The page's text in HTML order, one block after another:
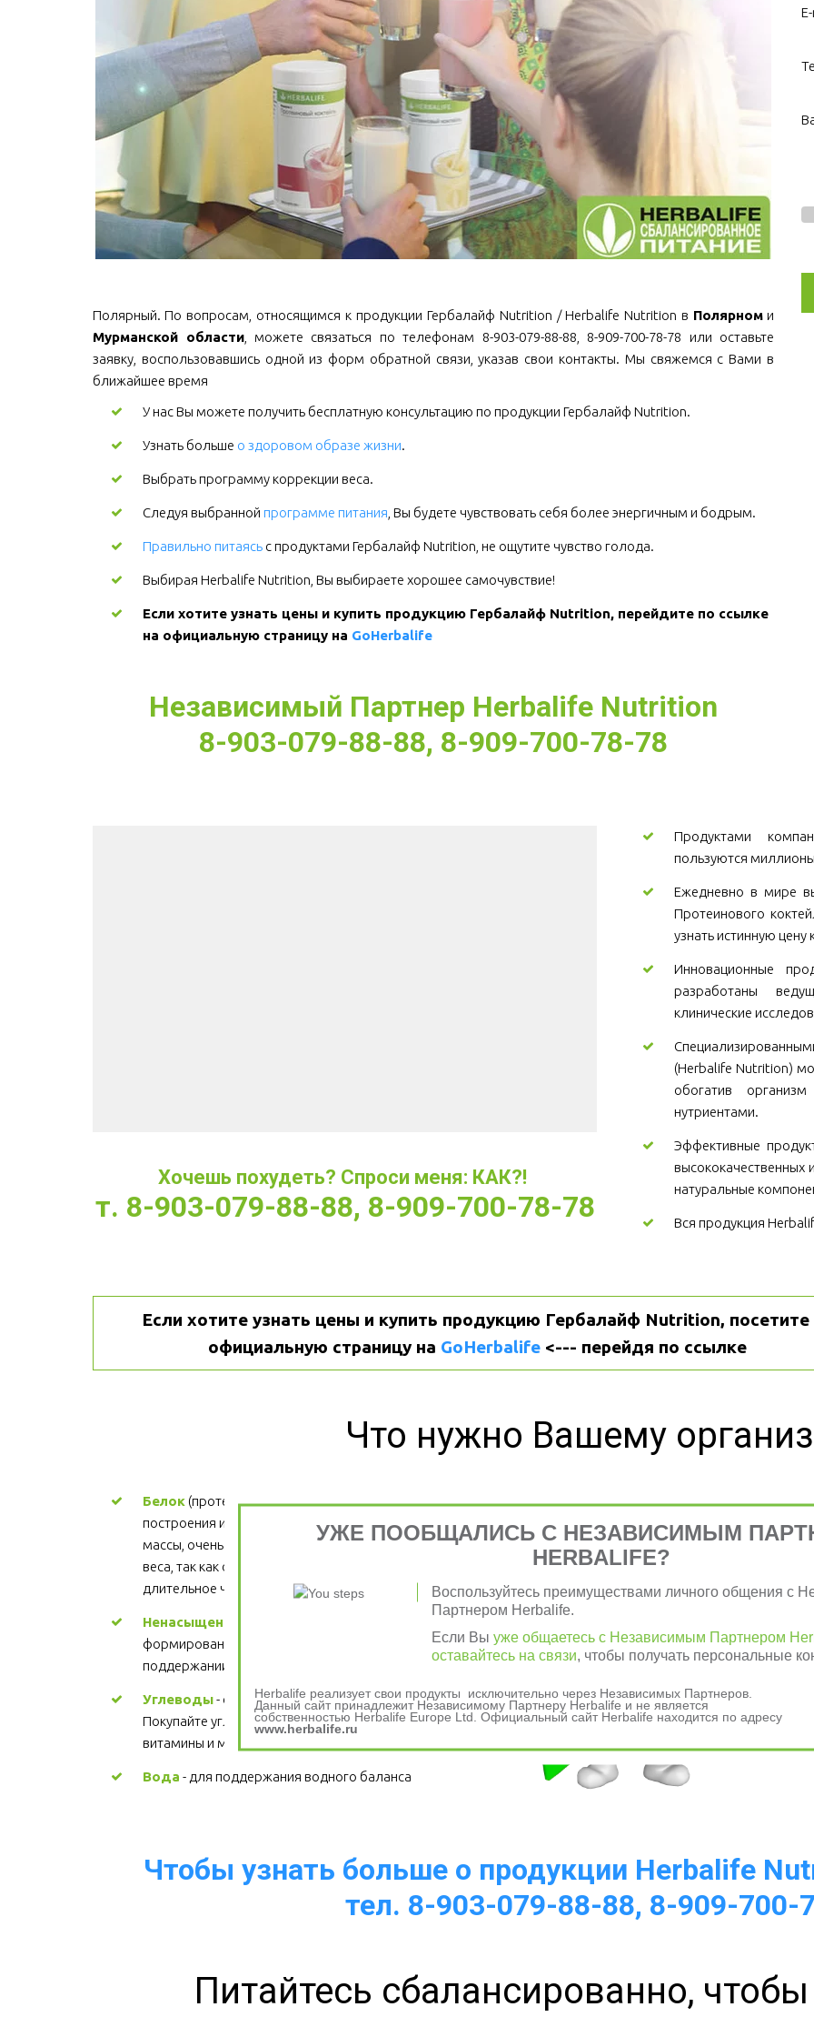
Полярный. По вопросам, относящимся к продукции Гербалайф Nutrition / Herbalife Nutrition в Полярноми
Мурманской области, можете связаться по телефонам 8-903-079-88-88, 8-909-700-78-78 или оставьте
заявку, воспользовавшись одной из форм обратной связи, указав свои контакты. Мы свяжемся с Вами в
ближайшее время
У нас Вы можете получить бесплатную консультацию по продукции Гербалайф Nutrition.
Узнать больше о здоровом образе жизни.
Выбрать программу коррекции веса.
Следуя выбранной программе питания , Вы будете чувствовать себя более энергичным и бодрым.
Правильно питаясь с продуктами Гербалайф Nutrition, не ощутите чувство голода.
Выбирая Herbalife Nutrition, Вы выбираете хорошее самочувствие!
Если хотите узнать цены и купить продукцию Гербалайф Nutrition, перейдите по ссылке
на официальную страницу на GoHerbalife
Независимый Партнер Herbalife Nutrition
8-903-079-88-88, 8-909-700-78-78
Хочешь похудеть? Спроси меня: КАК?!
т. 8-903-079-88-88, 8-909-700-78-78
Продуктами
пользуются
Ежедневно в мире
Протеинового
узнать истинную
Инновационные
разработаны
клинические
(Herbalife Nutrition)
обогатив
нутриентами.
Эффективные
высококачественных
натуральные
Вся продукция
Если хотите узнать цены и купить продукцию Гербалайф Nutrition, посетите
официальную страницу на GoHerbalife <--- перейдя по ссылке
Что нужно Вашему
Белок (протеин) - ценный материал для
построения и поддержания мышечной
массы, очень важен для процесса снижения
веса, так как обеспечивает более
длительное чувство сытости.
Ненасыщенные жиры
формировании структуры каждой клетки,
поддержании здорового сердца. Цена
Углеводы - основной источник энергии.
Покупайте углеводы, содержащие
витамины и минералы.
Вода - для поддержания водного баланса
Чтобы узнать больше о продукции Herbalife
тел. 8-903-079-88-88, 8-909-700-
Питайтесь сбалансированно,
УЖЕ ПООБЩАЛИСЬ С НЕЗАВИСИМЫМ
HERBALIFE?
Воспользуйтесь преимуществами личного общения с
Партнером Herbalife.
Если Вы уже общаетесь с Независимым Партнером
оставайтесь на связи, чтобы получать персональные
Herbalife реализует свои продукты исключительно через Независимых Партнеров.
Данный сайт принадлежит Независимому Партнеру Herbalife и не является
собственностью Herbalife Europe Ltd. Официальный сайт Herbalife находится по адресу
www.herbalife.ru